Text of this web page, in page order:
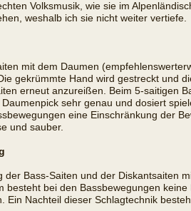
Volksmusik, wie sie im
weshalb ich sie nicht weiter vertiefe.
mit dem Daumen
gekrümmte Hand wird gestreckt und
erneut anzureißen. Beim 5-saitigen
Daumenpick sehr genau und dosiert
eine Einschränkung der
und sauber.
der Bass-Saiten und der Diskantsaiten
besteht bei den Bassbewegungen
Ein Nachteil dieser Schlagtechnik